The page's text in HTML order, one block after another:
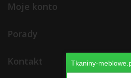
Moje konto
Porady
Kontakt Tkaniny-